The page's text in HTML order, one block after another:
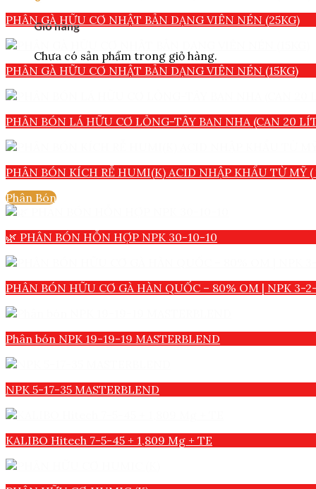
Giỏ hàng
Chưa có sản phẩm trong giỏ hàng.
PHÂN GÀ HỮU CƠ NHẬT BẢN DẠNG VIÊN NÉN (25KG)
PHÂN GÀ HỮU CƠ NHẬT BẢN DẠNG VIÊN NÉN (15KG)
PHÂN BÓN LÁ HỮU CƠ LỎNG-TÂY BAN NHA (CAN 20
PHÂN BÓN KÍCH RỄ HUMI(K) ACID NHẬP KHẨU TỪ MỸ (
Phân Bón
🌿 PHÂN BÓN HỖN HỢP NPK 30-10-10
PHÂN BÓN HỮU CƠ GÀ HÀN QUỐC – 80% OM | NPK 3-
Phân bón NPK 19-19-19 MASTERBLEND
NPK 5-17-35 MASTERBLEND
KALIBO Hitech 7-5-45 + 1,809 Mg + TE